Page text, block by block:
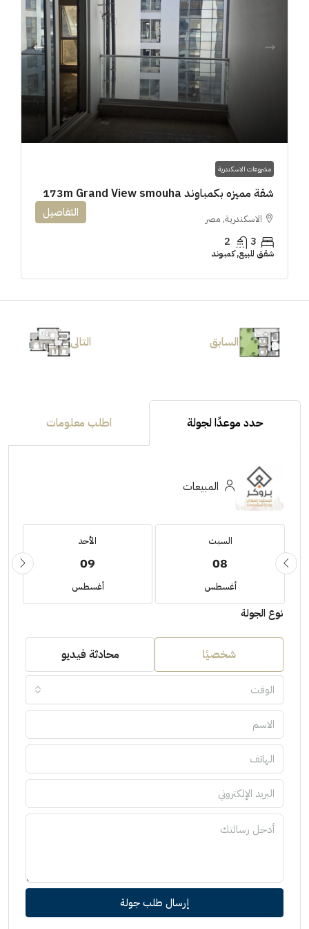
مشروعات الاسكندرية
شقة مميزه بكمباوند 173m Grand View smouha
الاسكندرية, مصر
3
2
شقق للبيع, كمبوند
التفاصيل
السابق التالى
حدد موعدًا لجولة اطلب معلومات
المبيعات
السبت
08
أغسطس
الأحد
09
أغسطس
نوع الجولة
شخصيًا محادثة فيديو
الوقت
إرسال طلب جولة